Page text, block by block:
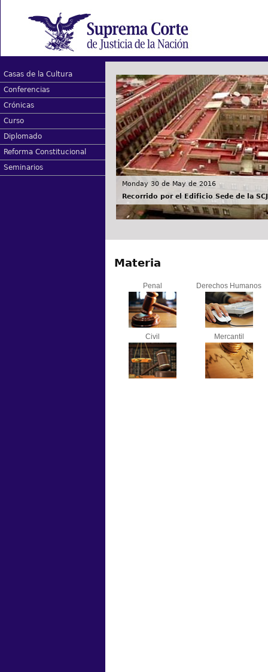
Casas de la Cultura
Conferencias
Crónicas
Curso
Diplomado
Reforma Constitucional
Seminarios
Recorrido por el Edificio Sede de la
Monday 30 de May de 2016
Materia
Penal Derechos Humanos
Civil Mercantil